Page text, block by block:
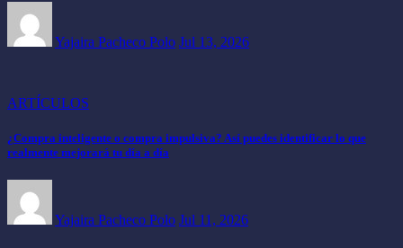
Yajaira Pacheco Polo Jul 13, 2026
ARTÍCULOS
¿Compra inteligente o compra impulsiva? Así puedes identificar lo que
realmente mejorará tu día a día
Yajaira Pacheco Polo Jul 11, 2026